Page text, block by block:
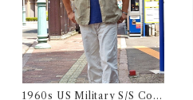
1960s US Military S/S Cott